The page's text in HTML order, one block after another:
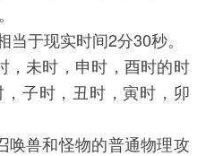
于现实时间2分30秒。
未时，申时，酉时的时
子时，丑时，寅时，卯
兽和怪物的普通物理攻